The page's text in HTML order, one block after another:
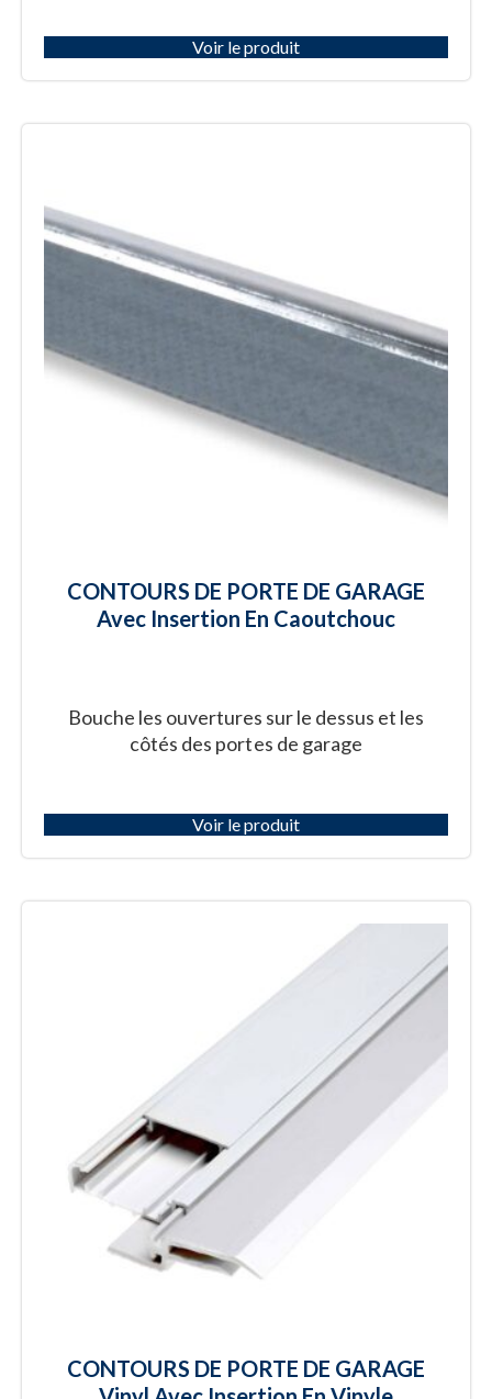
Voir le produit
CONTOURS DE PORTE DE GARAGE
Avec Insertion En Caoutchouc
Bouche les ouvertures sur le dessus et les
côtés des portes de garage
Voir le produit
CONTOURS DE PORTE DE GARAGE